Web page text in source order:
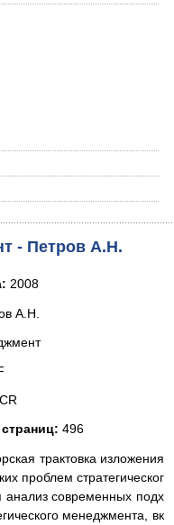
- Петров А.Н.
2008
А.Н.
496
трактовка изложения
проблем стратегическог
анализ современных подх
менеджмента, вк